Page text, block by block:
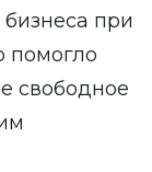
при
помогло
свободное